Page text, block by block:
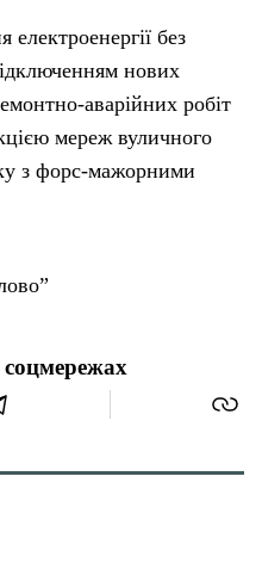
без
нових
аварійних робіт
мереж вуличного
з форс-мажорними
соцмережах